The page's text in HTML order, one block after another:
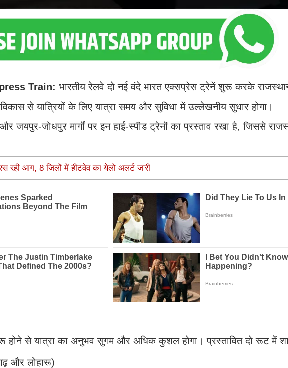
Train: भारतीय रेलवे दो नई वंदे भारत एक्सप्रेस ट्रेनें शुरू करके
से यात्रियों के लिए यात्रा समय और सुविधा में उल्लेखनीय सुधार होगा।
और जयपुर-जोधपुर मार्गों पर इन हाई-स्पीड ट्रेनों का प्रस्ताव रखा है, जिससे
रही आग, 8 जिलों में हीटवेव का येलो अलर्ट जारी
होने से यात्रा का अनुभव सुगम और अधिक कुशल होगा। प्रस्तावित दो रूट में
और लोहारू)